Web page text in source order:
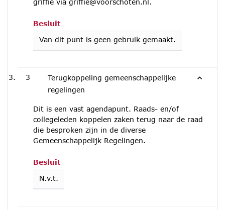
griffie via griffie@voorschoten.nl.
Besluit
Van dit punt is geen gebruik gemaakt.
3
Terugkoppeling gemeenschappelijke
regelingen
Dit is een vast agendapunt. Raads- en/of
collegeleden koppelen zaken terug naar de raad
die besproken zijn in de diverse
Gemeenschappelijk Regelingen.
Besluit
N.v.t.